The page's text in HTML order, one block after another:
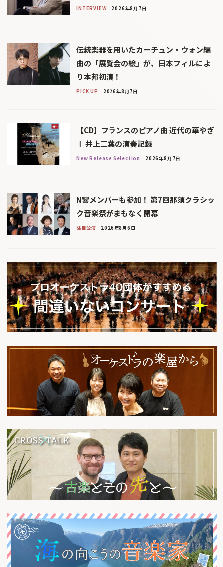
INTERVIEW 2026年8月7日
伝統楽器を用いたカーチュン・ウォン編
曲の「展覧会の絵」が、日本フィルによ
り本邦初演！
PICK UP 2026年8月7日
【CD】フランスのピアノ曲 近代の華やぎ
Ⅰ 井上二葉の演奏記録
New Release Selection 2026年8月7日
N響メンバーも参加！ 第7回那須クラシッ
ク音楽祭がまもなく開幕
注目公演 2026年8月6日